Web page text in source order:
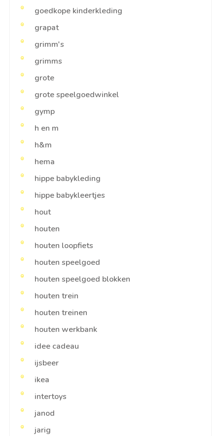
goedkope kinderkleding
grapat
grimm's
grimms
grote
grote speelgoedwinkel
gymp
h en m
h&m
hema
hippe babykleding
hippe babykleertjes
hout
houten
houten loopfiets
houten speelgoed
houten speelgoed blokken
houten trein
houten treinen
houten werkbank
idee cadeau
ijsbeer
ikea
intertoys
janod
jarig